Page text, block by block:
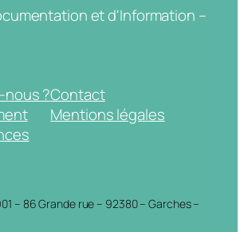
et d'Information –
nous ?Contact
Mentions légales
– 86 Grande rue – 92380 – Garches –